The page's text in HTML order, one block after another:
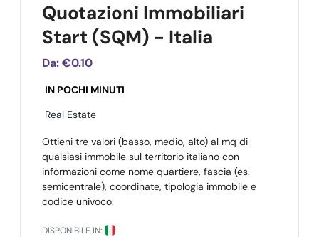
Quotazioni Immobiliari
Start (SQM) - Italia
Da:€0.10
IN POCHI MINUTI
Real Estate
Ottieni tre valori (basso, medio, alto) al mq di
qualsiasi immobile sul territorio italiano con
informazioni come nome quartiere, fascia (es.
semicentrale), coordinate, tipologia immobile e
codice univoco.
DISPONIBILE IN: